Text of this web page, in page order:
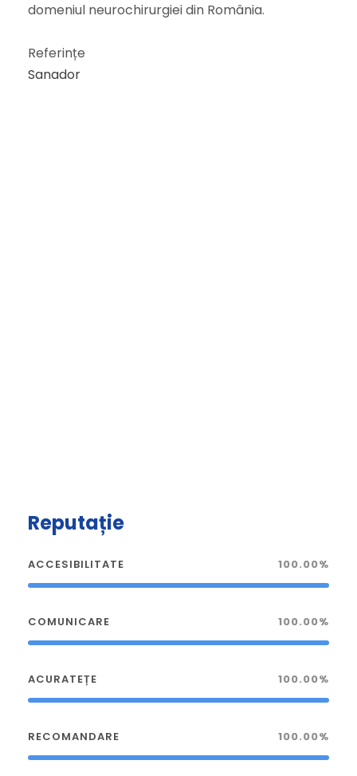
domeniul neurochirurgiei din România.
Referințe
Sanador
Reputație
ACCESIBILITATE 100.00%
COMUNICARE 100.00%
ACURATEȚE 100.00%
RECOMANDARE 100.00%